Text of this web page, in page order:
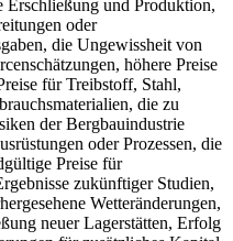
Erschließung und Produktion,
oder
die Ungewissheit von
höhere Preise
für Treibstoff, Stahl,
die zu
der Bergbauindustrie
oder Prozessen, die
Preise für
zukünftiger Studien,
Wetteränderungen,
neuer Lagerstätten, Erfolg